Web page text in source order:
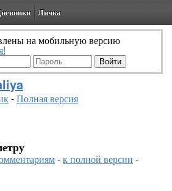
Личка
на мобильную версию
-Полная версия
-к полной версии -